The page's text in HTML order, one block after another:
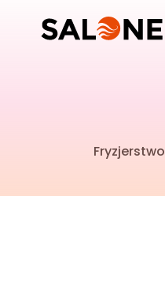
Fryzjerstwo